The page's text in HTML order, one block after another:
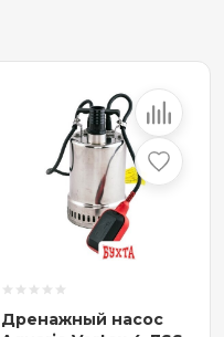
Дренажный насос